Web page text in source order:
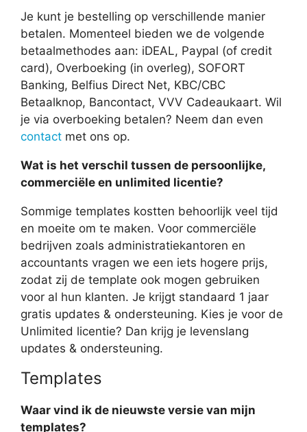
Je kunt je bestelling op verschillende manier
betalen. Momenteel bieden we de volgende
betaalmethodes aan: iDEAL, Paypal (of credit
card), Overboeking (in overleg), SOFORT
Banking, Belfius Direct Net, KBC/CBC
Betaalknop, Bancontact, VVV Cadeaukaart. Wil
je via overboeking betalen? Neem dan even
contact met ons op.
Wat is het verschil tussen de persoonlijke,
commerciële en unlimited licentie?
Sommige templates kostten behoorlijk veel tijd
en moeite om te maken. Voor commerciële
bedrijven zoals administratiekantoren en
accountants vragen we een iets hogere prijs,
zodat zij de template ook mogen gebruiken
voor al hun klanten. Je krijgt standaard 1 jaar
gratis updates & ondersteuning. Kies je voor de
Unlimited licentie? Dan krijg je levenslang
updates & ondersteuning.
Templates
Waar vind ik de nieuwste versie van mijn
templates?